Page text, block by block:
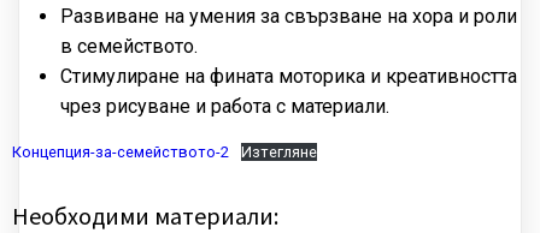
Развиване на умения за свързване на хора и роли
в семейството.
Стимулиране на фината моторика и креативността
чрез рисуване и работа с материали.
Концепция-за-семейството-2 Изтегляне
Необходими материали: